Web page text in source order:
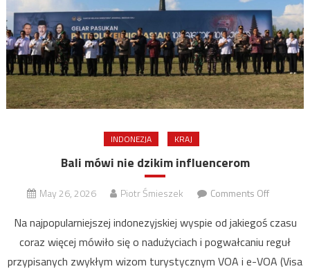
INDONEZJA KRAJ
Bali mówi nie dzikim influencerom
May 26, 2026 Piotr Śmieszek Comments Offon
mówi
nie
dzikim
Na najpopularniejszej indonezyjskiej wyspie od jakiegoś czasu
coraz więcej mówiło się o nadużyciach i pogwałcaniu reguł
przypisanych zwykłym wizom turystycznym VOA i e-VOA (Visa